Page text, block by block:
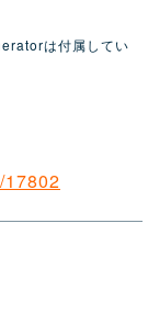
は付属してい